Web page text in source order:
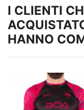
I CLIENTI
HANNO